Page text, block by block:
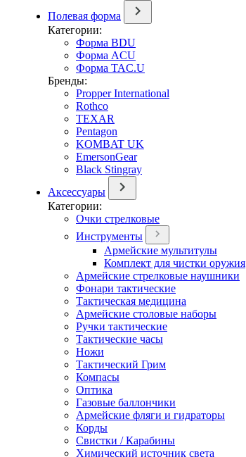
Полевая форма
Категории:
Форма BDU
Форма ACU
Форма TAC.U
Бренды:
Propper International
Rothco
TEXAR
Pentagon
KOMBAT UK
EmersonGear
Black Stingray
Аксессуары
Категории:
Очки стрелковые
Инструменты
Армейские мультитулы
Комплект для чистки оружия
Армейские стрелковые наушники
Фонари тактические
Тактическая медицина
Армейские столовые наборы
Ручки тактические
Тактические часы
Ножи
Тактический Грим
Компасы
Оптика
Газовые баллончики
Армейские фляги и гидраторы
Корды
Свистки / Карабины
Химический источник света